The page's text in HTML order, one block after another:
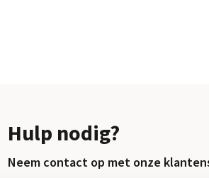
Hulp nodig?
Neem contact op met onze